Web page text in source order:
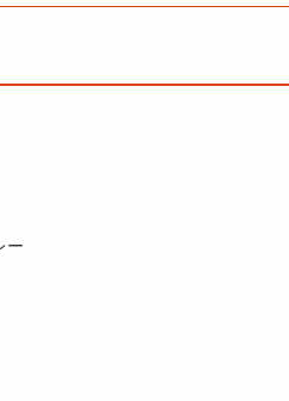
ー